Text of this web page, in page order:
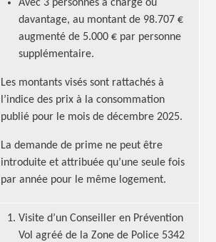
Avec 3 personnes à charge ou
davantage, au montant de 98.707 €
augmenté de 5.000 € par personne
supplémentaire.
Les montants visés sont rattachés à
l’indice des prix à la consommation
publié pour le mois de décembre 2025.
La demande de prime ne peut être
introduite et attribuée qu’une seule fois
par année pour le même logement.
Visite d’un Conseiller en Prévention
Vol agréé de la Zone de Police 5342